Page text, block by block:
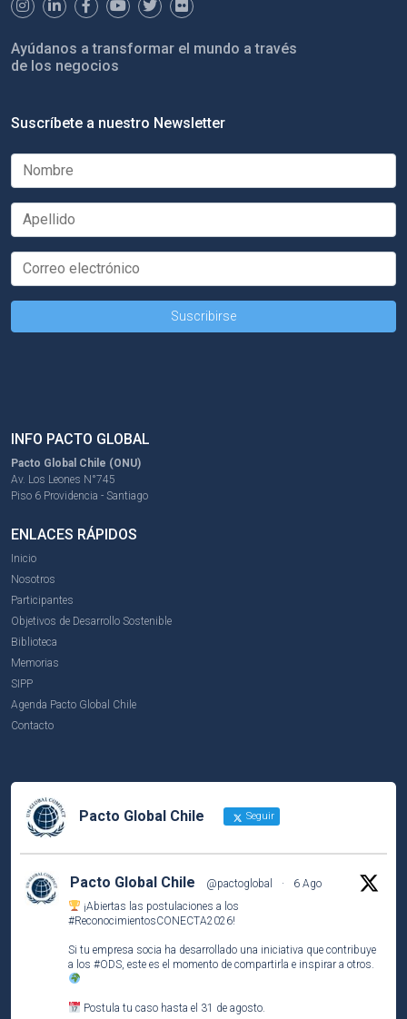
Ayúdanos a transformar el mundo a través
de los negocios
Suscríbete a nuestro Newsletter
INFO PACTO GLOBAL
Pacto Global Chile (ONU)
Av. Los Leones N°745
Piso 6 Providencia - Santiago
ENLACES RÁPIDOS
Inicio
Nosotros
Participantes
Objetivos de Desarrollo Sostenible
Biblioteca
Memorias
SIPP
Agenda Pacto Global Chile
Contacto
Pacto Global Chile Seguir
Pacto Global Chile @pactoglobal ·
6 Ago
¡Abiertas las postulaciones a los
#ReconocimientosCONECTA2026!
Si tu empresa socia ha desarrollado una iniciativa que contribuye
a los #ODS , este es el momento de compartirla e inspirar a otros.
Postula tu caso hasta el 31 de agosto.